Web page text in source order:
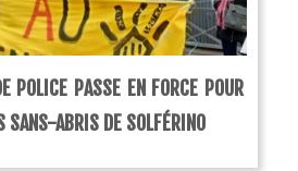
POLICE PASSE EN FORCE POUR
SANS-ABRIS DE SOLFÉRINO